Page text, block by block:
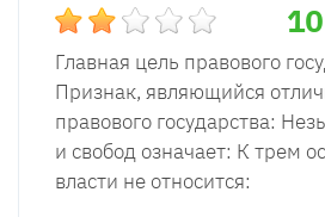
10
Главная цель правового
Признак, являющийся
правового государства:
и свобод означает: К трем
власти не относится: